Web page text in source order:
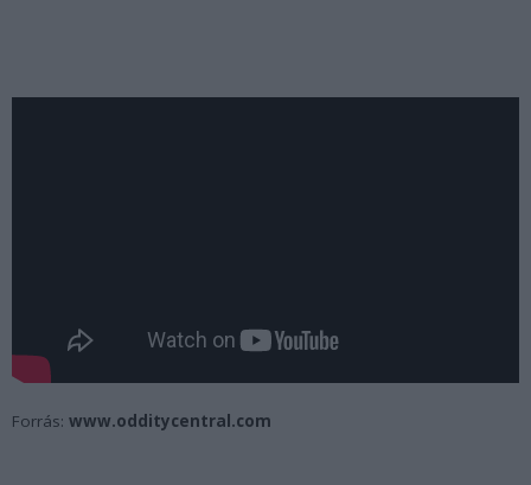
Forrás: www.odditycentral.com